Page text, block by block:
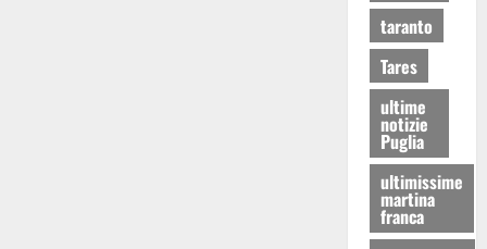
taranto
Tares
ultime
notizie
Puglia
ultimissime
martina
franca